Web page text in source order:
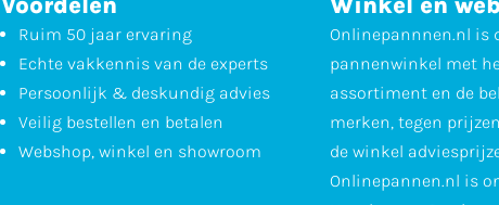
Ruim 50 jaar ervaring
Echte vakkennis van de experts
Persoonlijk & deskundig advies
Veilig bestellen en betalen
Webshop, winkel en showroom
Onlinepannnen.nl is
pannenwinkel met
assortiment en de
merken, tegen
de winkel
Onlinepannen.nl is